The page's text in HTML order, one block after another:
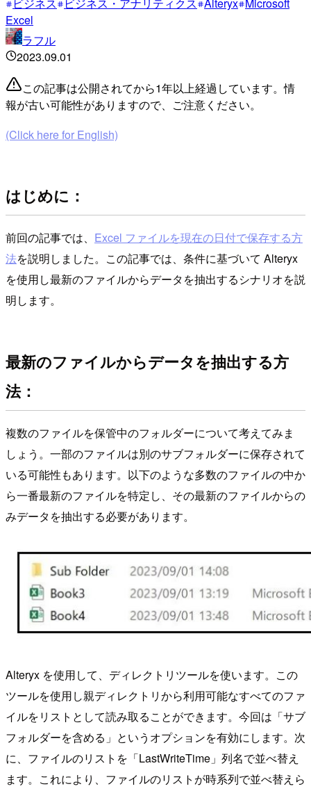
Excel
ラフル
2023.09.01
この記事は公開されてから1年以上経過しています。情
報が古い可能性がありますので、ご注意ください。
(Click here for English)
はじめに：
前回の記事では、 Excel ファイルを現在の日付で保存する方
法を説明しました。この記事では、条件に基づいて Alteryx
を使用し最新のファイルからデータを抽出するシナリオを説
明します。
最新のファイルからデータを抽出する方
法：
複数のファイルを保管中のフォルダーについて考えてみま
しょう。一部のファイルは別のサブフォルダーに保存されて
いる可能性もあります。以下のような多数のファイルの中か
ら一番最新のファイルを特定し、その最新のファイルからの
みデータを抽出する必要があります。
Alteryx を使用して、ディレクトリツールを使います。この
ツールを使用し親ディレクトリから利用可能なすべてのファ
イルをリストとして読み取ることができます。今回は「サブ
フォルダーを含める」というオプションを有効にします。次
に、ファイルのリストを「LastWriteTime」列名で並べ替え
ます。これにより、ファイルのリストが時系列で並べ替えら